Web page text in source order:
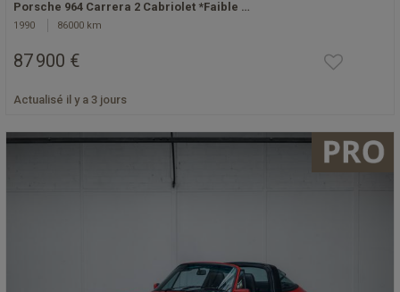
Porsche 964 Carrera 2 Cabriolet *Faible …
1990 86000 km
87 900 €
Actualisé il y a 3 jours